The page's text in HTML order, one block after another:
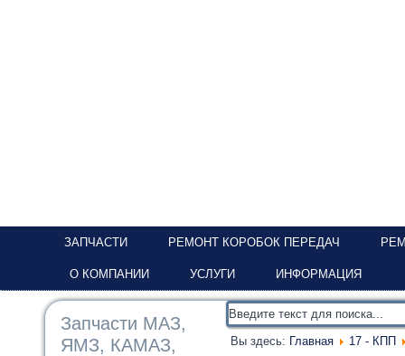
ЗАПЧАСТИ РЕМОНТ КОРОБОК ПЕРЕДАЧ
О КОМПАНИИ УСЛУГИ ИНФОРМАЦИЯ
Запчасти МАЗ,
ЯМЗ, КАМАЗ,
Вы здесь: Главная 17 - КПП